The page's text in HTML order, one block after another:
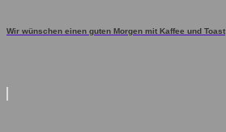
Wir wünschen einen guten Morgen mit Kaffee und Toast